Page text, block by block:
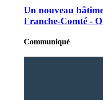
Un nouveau
Franche-Comté -
Communiqué